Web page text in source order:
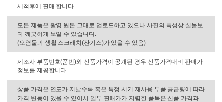
세척후에 판매 합니다.
모든 제품은 촬영 원본 그대로 업로드하고 있으나 사진의 특성상 실물보
다 깨끗하게 보일 수 있습니다.
(오염물과 생활 스크래치(잔기스)가 있을 수 있음)
제조사 부품번호(품번)와 신품가격이 공개된 경우 신품가격대비 판매가
정보를 제공합니다.
상품 가격은 연도가 지날수록 혹은 특정 시기 재사용 부품 공급량에 따라
가격 변동이 있을 수 있어서 일부 판매가가 저렴한 품목은 신품 가격과